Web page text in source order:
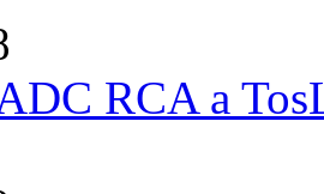
RCA a